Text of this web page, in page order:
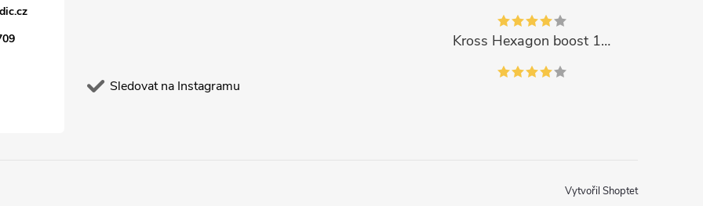
Sledovat na Instagramu
Kross Hexagon boost 1.0 500Wh 2023
Vytvořil Shoptet